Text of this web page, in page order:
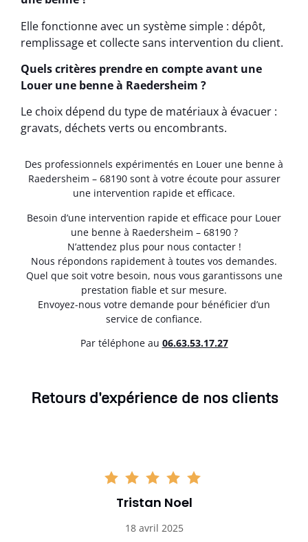
Elle fonctionne avec un système simple : dépôt,
remplissage et collecte sans intervention du client.
Quels critères prendre en compte avant une
Louer une benne à Raedersheim ?
Le choix dépend du type de matériaux à évacuer :
gravats, déchets verts ou encombrants.
Des professionnels expérimentés en Louer une benne à
Raedersheim – 68190 sont à votre écoute pour assurer
une intervention rapide et efficace.
Besoin d’une intervention rapide et efficace pour Louer
une benne à Raedersheim – 68190 ?
N’attendez plus pour nous contacter !
Nous répondons rapidement à toutes vos demandes.
Quel que soit votre besoin, nous vous garantissons une
prestation fiable et sur mesure.
Envoyez-nous votre demande pour bénéficier d’un
service de confiance.
Par téléphone au 06.63.53.17.27
Retours d'expérience de nos clients
Tristan Noel
18 avril 2025